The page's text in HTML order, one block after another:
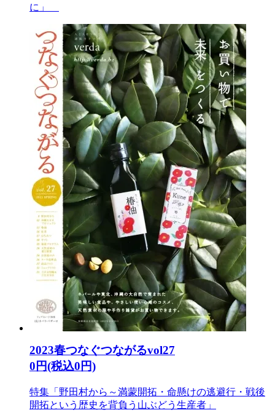
に」
2023春つなぐつながるvol27
0円(税込0円)
特集「野田村から～満蒙開拓・命懸けの逃避行・戦後
開拓という歴史を背負う山ぶどう生産者」